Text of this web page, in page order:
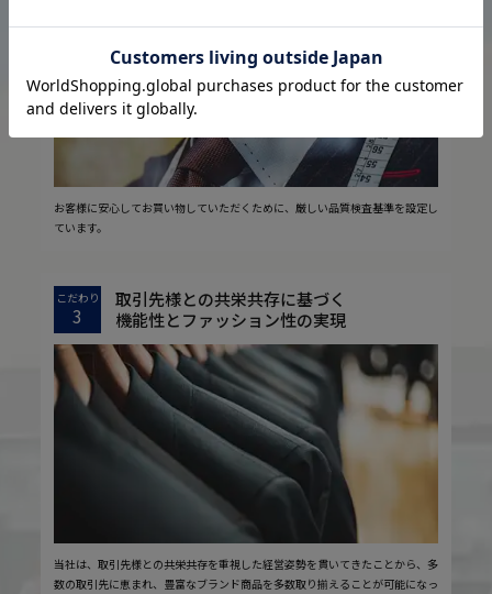
お客様に安心してお買い物していただくために、厳しい品質検査基準を設定し
ています。
こだわり
3
取引先様との共栄共存に基づく
機能性とファッション性の実現
当社は、取引先様との共栄共存を重視した経営姿勢を貫いてきたことから、多
数の取引先に恵まれ、豊富なブランド商品を多数取り揃えることが可能になっ